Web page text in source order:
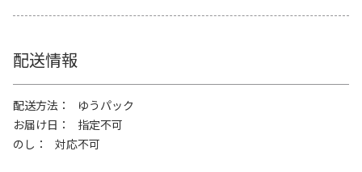
配送情報
配送方法
ゆうパック
お届け日
指定不可
のし
対応不可